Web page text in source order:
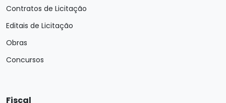
Contratos de Licitação
Editais de Licitação
Obras
Concursos
Fiscal